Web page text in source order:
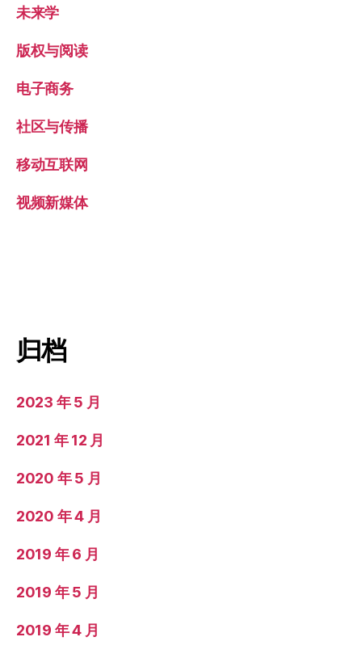
未来学
版权与阅读
电子商务
社区与传播
移动互联网
视频新媒体
归档
2023 年 5 月
2021 年 12 月
2020 年 5 月
2020 年 4 月
2019 年 6 月
2019 年 5 月
2019 年 4 月